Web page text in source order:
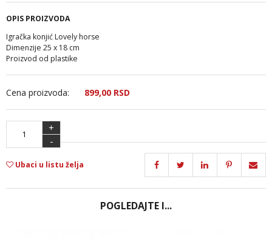
OPIS PROIZVODA
Igračka konjić Lovely horse
Dimenzije 25 x 18 cm
Proizvod od plastike
Cena proizvoda: 899,00 RSD
+
-
Ubaci u listu želja
POGLEDAJTE I...